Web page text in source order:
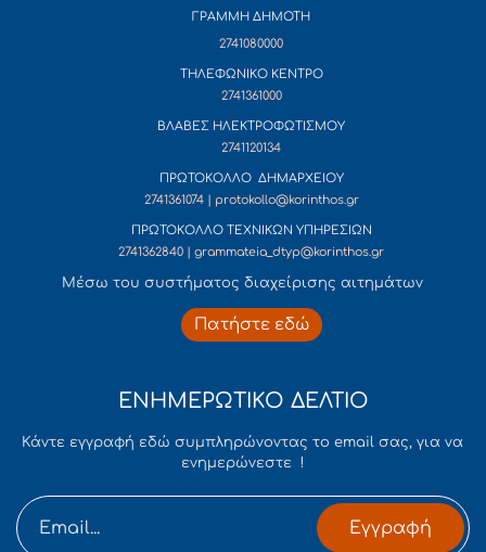
ΓΡΑΜΜΗ ΔΗΜΟΤΗ
2741080000
ΤΗΛΕΦΩΝΙΚΟ ΚΕΝΤΡΟ
2741361000
ΒΛΑΒΕΣ ΗΛΕΚΤΡΟΦΩΤΙΣΜΟΥ
2741120134
ΠΡΩΤΟΚΟΛΛΟ ΔΗΜΑΡΧΕΙΟΥ
2741361074 | protokollo@korinthos.gr
ΠΡΩΤΟΚΟΛΛΟ ΤΕΧΝΙΚΩΝ ΥΠΗΡΕΣΙΩΝ
2741362840 | grammateia_dtyp@korinthos.gr
Mέσω του συστήματος διαχείρισης αιτημάτων
Πατήστε εδώ
ΕΝΗΜΕΡΩΤΙΚΟ ΔΕΛΤΙΟ
Κάντε εγγραφή εδώ συμπληρώνοντας το email σας, για να
ενημερώνεστε !
Εγγραφή